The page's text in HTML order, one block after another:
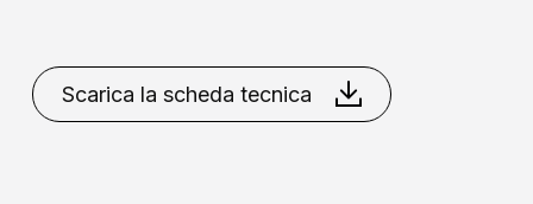
Comando: Doppio Comando
Bronzo Cromo
Cromo
Dorato
Dorato
Scarica la scheda tecnica